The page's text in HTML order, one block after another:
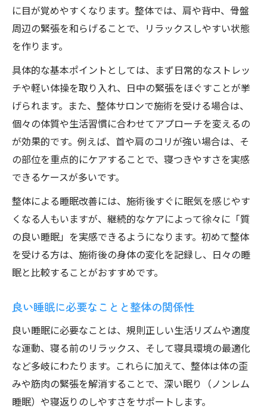
簡単に始める深い睡眠のための整体法
質の良い睡眠をとる方法の実践ポイント
レム睡眠と深い眠りを整体でサポート
日常でできる睡眠の質向上ストレッチ
簡単整体習慣で睡眠効果を実感しよう
良い睡眠を支える生活習慣の工夫
良い睡眠に欠かせない生活リズムの整え方
整体と組み合わせた睡眠前のリラックス習
寝る前整体で良い睡眠を促すコツ
生活習慣改善と睡眠の相乗効果
本当に効果的な睡眠改善法を探る
睡眠の質を変える整体の最新アプローチ
睡眠と整体の相乗効果で得られる効果
質の良い睡眠グッズと整体の関係性
整体だからできる睡眠の根本改善法
明日すっきり起きるための睡眠術
整体で叶える目覚め爽快な睡眠術
に目が覚めやすくなります。整体では、肩や背中、骨盤
周辺の緊張を和らげることで、リラックスしやすい状態
を作ります。
具体的な基本ポイントとしては、まず日常的なストレッ
チや軽い体操を取り入れ、日中の緊張をほぐすことが挙
げられます。また、整体サロンで施術を受ける場合は、
個々の体質や生活習慣に合わせてアプローチを変えるの
が効果的です。例えば、首や肩のコリが強い場合は、そ
の部位を重点的にケアすることで、寝つきやすさを実感
できるケースが多いです。
整体による睡眠改善には、施術後すぐに眠気を感じやす
くなる人もいますが、継続的なケアによって徐々に「質
の良い睡眠」を実感できるようになります。初めて整体
を受ける方は、施術後の身体の変化を記録し、日々の睡
眠と比較することがおすすめです。
良い睡眠に必要なことと整体の関係性
良い睡眠に必要なことは、規則正しい生活リズムや適度
な運動、寝る前のリラックス、そして寝具環境の最適化
など多岐にわたります。これらに加えて、整体は体の歪
みや筋肉の緊張を解消することで、深い眠り（ノンレム
睡眠）や寝返りのしやすさをサポートします。